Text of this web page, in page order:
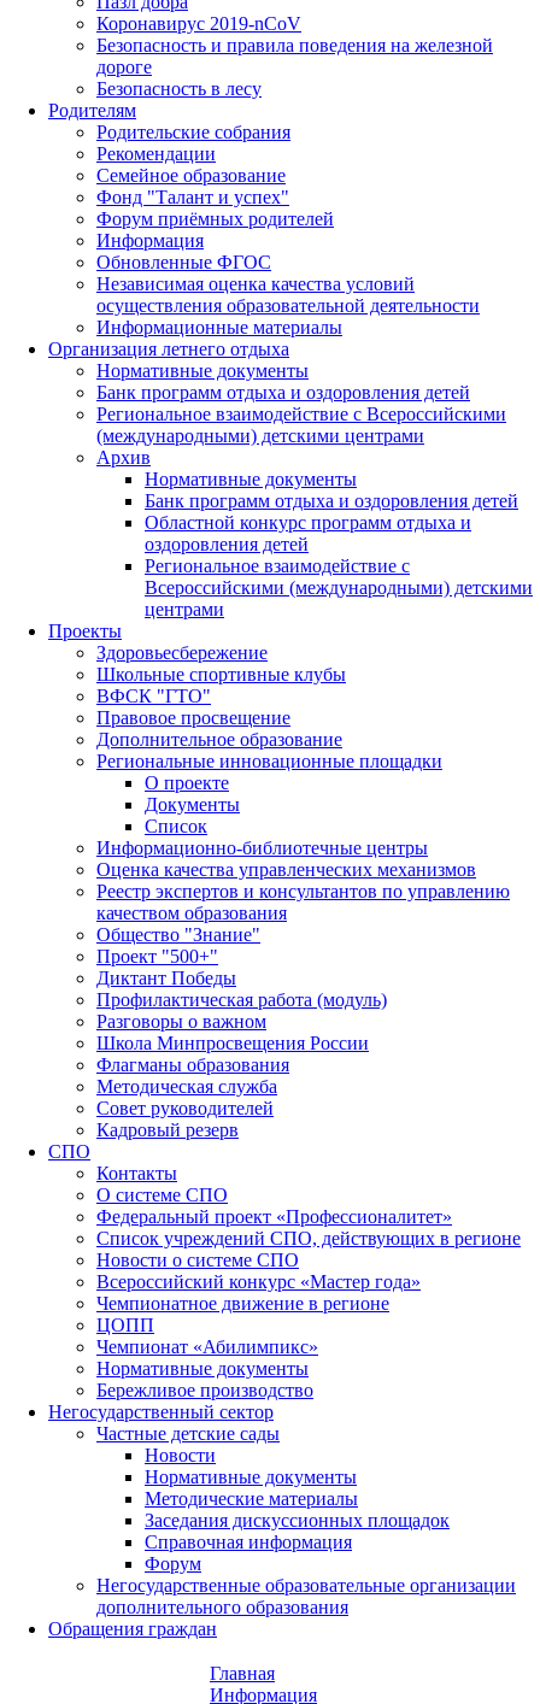
Коронавирус 2019-nCoV
Безопасность и правила поведения на железной
дороге
Безопасность в лесу
Родителям
Родительские собрания
Рекомендации
Семейное образование
Фонд "Талант и успех"
Форум приёмных родителей
Информация
Обновленные ФГОС
Независимая оценка качества условий
осуществления образовательной деятельности
Информационные материалы
Организация летнего отдыха
Нормативные документы
Банк программ отдыха и оздоровления детей
Региональное взаимодействие с Всероссийскими
(международными) детскими центрами
Архив
Нормативные документы
Банк программ отдыха и оздоровления детей
Областной конкурс программ отдыха и
оздоровления детей
Региональное взаимодействие с
Всероссийскими (международными) детскими
центрами
Проекты
Здоровьесбережение
Школьные спортивные клубы
ВФСК "ГТО"
Правовое просвещение
Дополнительное образование
Региональные инновационные площадки
О проекте
Документы
Список
Информационно-библиотечные центры
Оценка качества управленческих механизмов
Реестр экспертов и консультантов по управлению
качеством образования
Общество "Знание"
Проект "500+"
Диктант Победы
Профилактическая работа (модуль)
Разговоры о важном
Школа Минпросвещения России
Флагманы образования
Методическая служба
Совет руководителей
Кадровый резерв
СПО
Контакты
О системе СПО
Федеральный проект «Профессионалитет»
Список учреждений СПО, действующих в регионе
Новости о системе СПО
Всероссийский конкурс «Мастер года»
Чемпионатное движение в регионе
ЦОПП
Чемпионат «Абилимпикс»
Нормативные документы
Бережливое производство
Негосударственный сектор
Частные детские сады
Новости
Нормативные документы
Методические материалы
Заседания дискуссионных площадок
Справочная информация
Форум
Негосударственные образовательные организации
дополнительного образования
Обращения граждан
Главная
Информация